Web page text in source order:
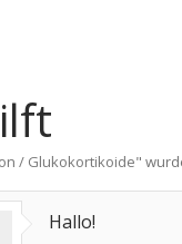
/ Glukokortikoide"
Hallo!